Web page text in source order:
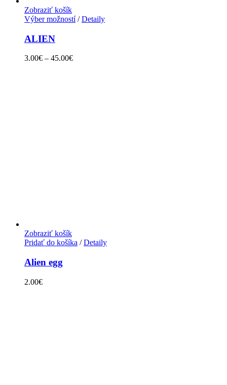
Zobraziť košík
Výber možností/ Detaily
ALIEN
3.00€ – 45.00€
Zobraziť košík
Pridať do košíka / Detaily
Alien egg
2.00€